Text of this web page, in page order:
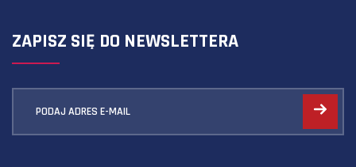
ZAPISZ SIĘ DO NEWSLETTERA
PODAJ ADRES E-MAIL